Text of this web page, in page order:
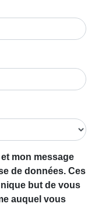
mon message
de données. Ces
but de vous
auquel vous